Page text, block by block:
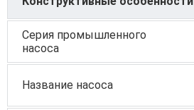
Серия промышленного
насоса
Название насоса